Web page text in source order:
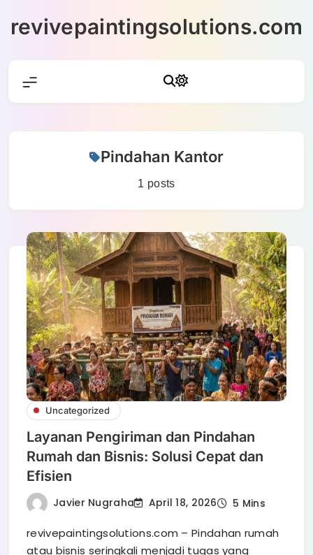
revivepaintingsolutions.com
Pindahan Kantor
1 posts
Uncategorized
Layanan Pengiriman dan Pindahan
Rumah dan Bisnis: Solusi Cepat dan
Efisien
Javier Nugraha April 18, 2026 5 Mins
revivepaintingsolutions.com – Pindahan rumah
atau bisnis seringkali menjadi tugas yang